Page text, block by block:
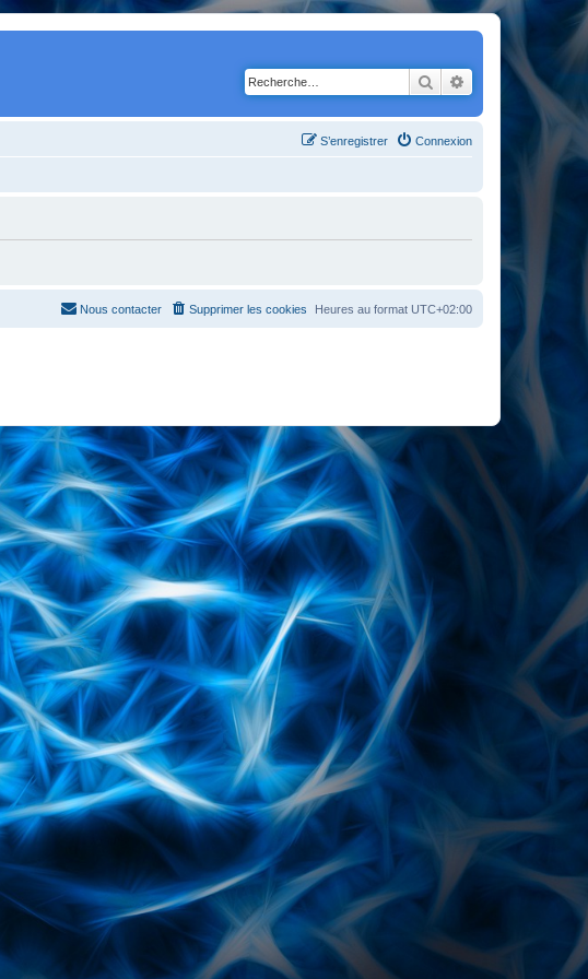
RechercherRecherche
Connexion
S’enregistrer
Heures au format UTC+02:00
Supprimer les cookies
Nous contacter